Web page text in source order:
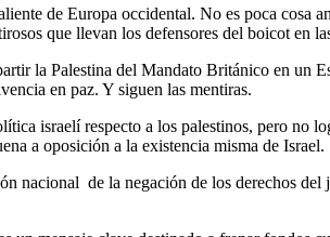
de Europa occidental. No es poca cosa
que llevan los defensores del boicot en
la Palestina del Mandato Británico en un
en paz. Y siguen las mentiras.
israelí respecto a los palestinos, pero no
a oposición a la existencia misma de Israel.
nacional de la negación de los derechos